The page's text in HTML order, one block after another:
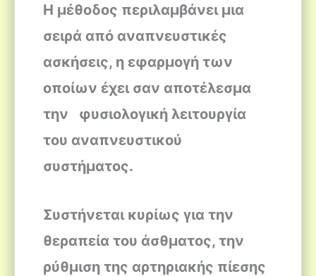
Η μέθοδος περιλαμβάνει μια
σειρά από αναπνευστικές
ασκήσεις, η εφαρμογή των
οποίων έχει σαν αποτέλεσμα
την φυσιολογική λειτουργία
του αναπνευστικού
συστήματος.
Συστήνεται κυρίως για την
θεραπεία του άσθματος, την
ρύθμιση της αρτηριακής πίεσης